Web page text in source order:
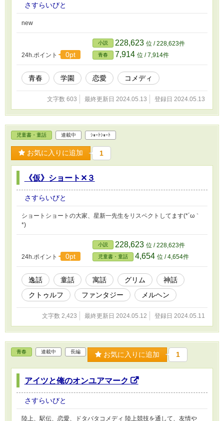
さすらいびと
new
24h.ポイント 0pt
小説 228,623 位 / 228,623件
青春 7,914 位 / 7,914件
青春 学園 恋愛 コメディ
文字数 603 最終更新日 2024.05.13 登録日 2024.05.13
児童書・童話 連載中 ｼｮｰﾄｼｮｰﾄ
お気に入りに追加 1
《仮》ショート✕３
さすらいびと
ショートショートの大家、星新一先生をリスペクトしてます(*´ω｀
*)
24h.ポイント 0pt
小説 228,623 位 / 228,623件
児童書・童話 4,654 位 / 4,654件
逸話 童話 寓話 グリム
神話
クトゥルフ
ファンタジー メルヘン
文字数 2,423 最終更新日 2024.05.12 登録日 2024.05.11
青春 連載中 長編 お気に入りに追加 1
アイツと俺のオンユアマーク
さすらいびと
陸上、駅伝、恋愛、ドタバタコメディ 陸上競技を通して、友情や